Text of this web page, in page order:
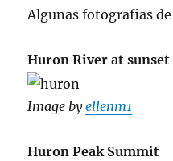
Algunas fotografias
Huron River at
Image byellenm1
Huron Peak Summit